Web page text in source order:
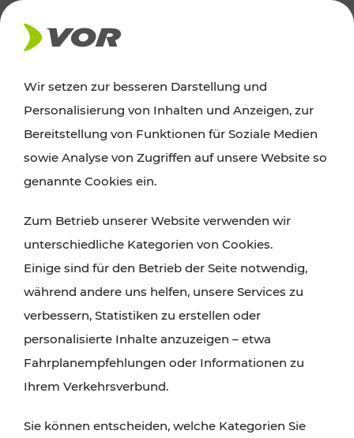
AKTUELLES
News
Alle wichtigen Meldungen zu Fahrplanänderungen,
finden Sie hier im Überblick.
Wir setzen zur besseren Darstellung und
Personalisierung von Inhalten und Anzeigen, zur
Bereitstellung von Funktionen für Soziale Medien
sowie Analyse von Zugriffen auf unsere Website so
genannte Cookies ein.
Zum Betrieb unserer Website verwenden wir
unterschiedliche Kategorien von Cookies.
Einige sind für den Betrieb der Seite notwendig,
während andere uns helfen, unsere Services zu
verbessern, Statistiken zu erstellen oder
personalisierte Inhalte anzuzeigen – etwa
Fahrplanempfehlungen oder Informationen zu
Ihrem Verkehrsverbund.
Sie können entscheiden, welche Kategorien Sie